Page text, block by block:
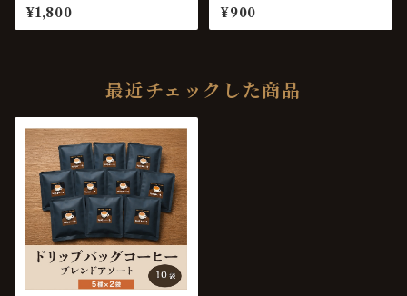
¥1,800 ¥900
最近チェックした商品